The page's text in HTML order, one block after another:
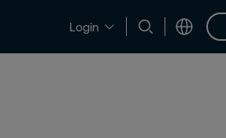
Login